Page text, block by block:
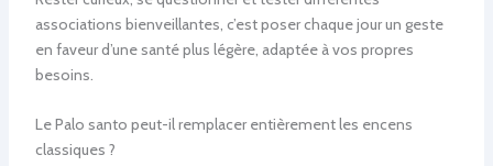
associations bienveillantes, c’est poser chaque jour un geste
en faveur d’une santé plus légère, adaptée à vos propres
besoins.
Le Palo santo peut-il remplacer entièrement les encens
classiques ?